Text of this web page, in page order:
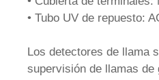
• Tubo UV de repuesto:
Los detectores de llama
supervisión de llamas